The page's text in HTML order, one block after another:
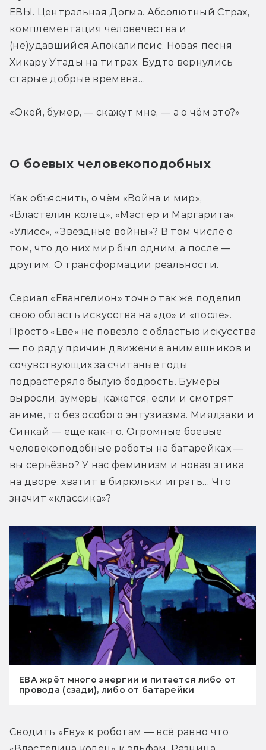
ЕВЫ. Центральная Догма. Абсолютный Страх,
комплементация человечества и
(не)удавшийся Апокалипсис. Новая песня
Хикару Утады на титрах. Будто вернулись
старые добрые времена…
«Окей, бумер, — скажут мне, — а о чём это?»
О боевых человекоподобных
Как объяснить, о чём «Война и мир»,
«Властелин колец», «Мастер и Маргарита»,
«Улисс», «Звёздные войны»? В том числе о
том, что до них мир был одним, а после —
другим. О трансформации реальности.
Сериал «Евангелион» точно так же поделил
свою область искусства на «до» и «после».
Просто «Еве» не повезло с областью искусства
— по ряду причин движение анимешников и
сочувствующих за считаные годы
подрастеряло былую бодрость. Бумеры
выросли, зумеры, кажется, если и смотрят
аниме, то без особого энтузиазма. Миядзаки и
Синкай — ещё как-то. Огромные боевые
человекоподобные роботы на батарейках —
вы серьёзно? У нас феминизм и новая этика
на дворе, хватит в бирюльки играть… Что
значит «классика»?
ЕВА жрёт много энергии и питается либо от
провода (сзади), либо от батарейки
Сводить «Еву» к роботам — всё равно что